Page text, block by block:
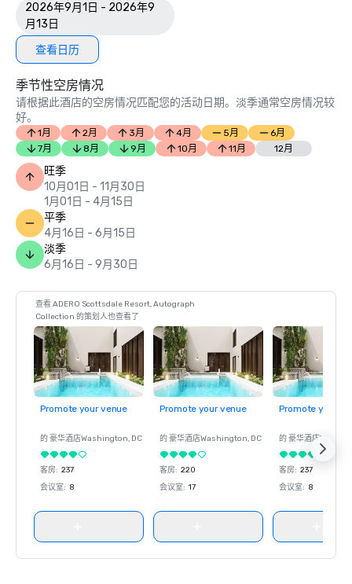
2026年9月1日 - 2026年9
月13日
查看日历
季节性空房情况
请根据此酒店的空房情况匹配您的活动日期。淡季通常空房情况较
好。
1月 2月 3月 4月 5月
6月
7月
8月 9月 10月 11月 12月
旺季
10月01日 - 11月30日
1月01日 - 4月15日
平季
4月16日 - 6月15日
淡季
6月16日 - 9月30日
查看 ADERO Scottsdale Resort, Autograph
Collection 的策划人也查看了
Promote your venue
的 豪华酒店Washington, DC
客房: 237
会议室: 8
Promote your venue
的 豪华酒店Washington, DC
客房: 220
会议室: 17
Promote your
的 豪华酒店
客房: 237
会议室: 8